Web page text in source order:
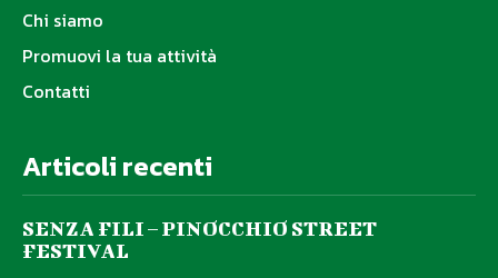
Chi siamo
Promuovi la tua attività
Contatti
Articoli recenti
SENZA FILI – PINOCCHIO STREET
FESTIVAL